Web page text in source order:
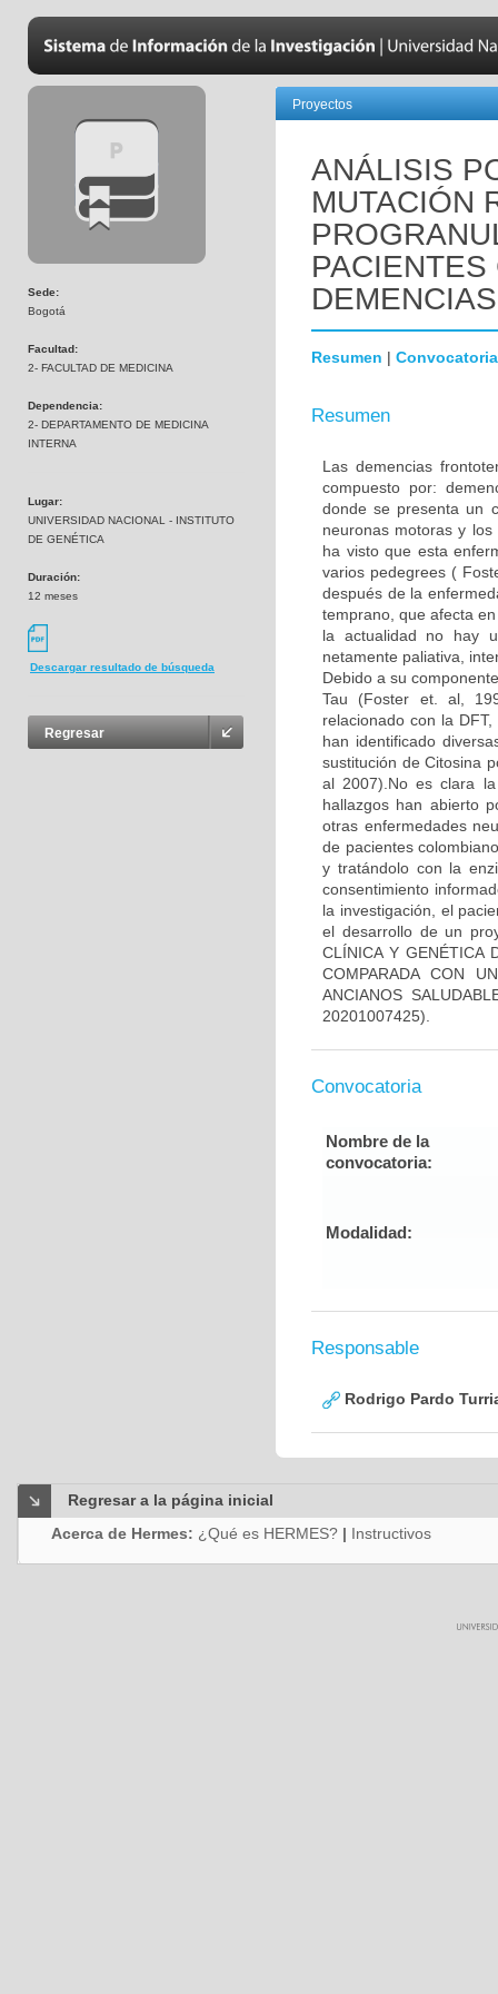
Sede:
Bogotá
Facultad:
2- FACULTAD DE MEDICINA
Dependencia:
2- DEPARTAMENTO DE MEDICINA
INTERNA
Lugar:
UNIVERSIDAD NACIONAL - INSTITUTO
DE GENÉTICA
Duración:
12 meses
Descargar resultado de búsqueda
Regresar
Proyectos
ANÁLISIS
MUTACIÓN
Resumen | Convocatoria
Resumen
Las demencias
compuesto por:
donde se presenta un
neuronas motoras y
ha visto que esta
varios pedegrees (
después de la
temprano, que afecta
la actualidad no hay
netamente paliativa,
Debido a su
Tau (Foster et. al,
relacionado con la
han identificado
sustitución de Citosina
al 2007).No es clara
hallazgos han abierto
otras enfermedades
de pacientes
y tratándolo con la
consentimiento
la investigación, el
el desarrollo de un
CLÍNICA Y GENÉTICA
COMPARADA CON
ANCIANOS
20201007425).
Convocatoria
Nombre de la
convocatoria:
Modalidad:
Responsable
Rodrigo Pardo
Regresar a la página inicial
Acerca de Hermes: ¿Qué es HERMES? | Instructivos